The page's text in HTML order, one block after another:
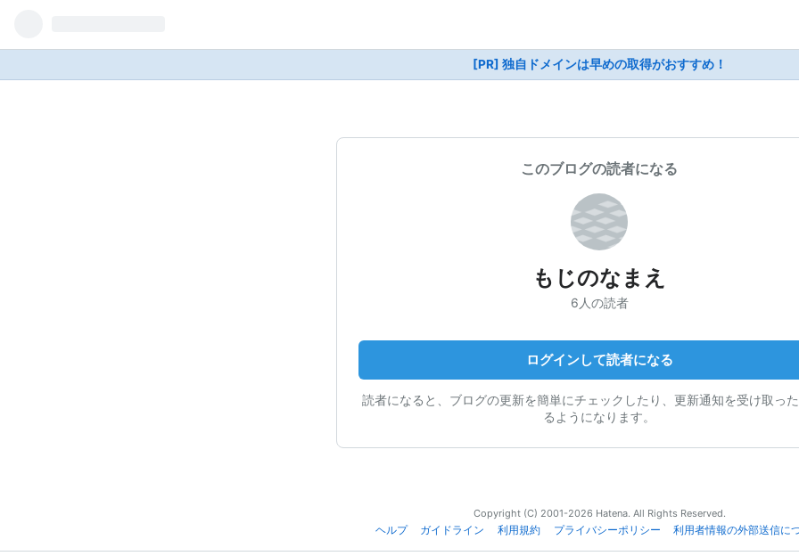
[PR] 独自ドメインは早めの取得がおすすめ！
このブログの読者になる
もじのなまえ
6人の読者
ログインして読者になる
読者になると、ブログの更新を簡単にチェックしたり、更新通知を受け取っ
るようになります。
Copyright (C) 2001-2026 Hatena. All Rights Reserved.
ヘルプ
ガイドライン 利用規約 プライバシーポリシー 利用者情報の外部送信に